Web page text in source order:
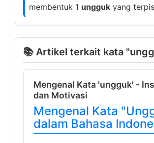
membentuk 1 ungguk yang
📚 Artikel terkait kata
Mengenal Kata 'ungguk' -
dan Motivasi
Mengenal Kata
dalam Bahasa